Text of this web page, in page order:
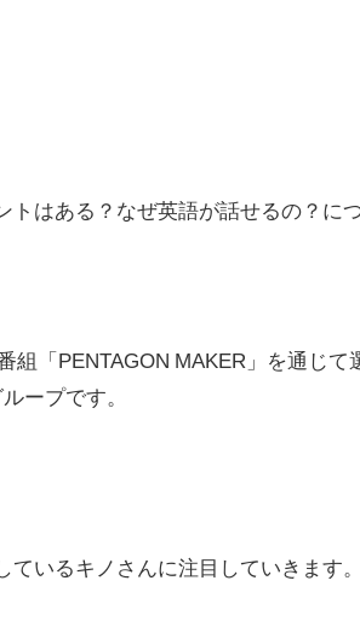
トはある？なぜ英語が話せるの？に
組「PENTAGON MAKER」を通じて
ープです。
ているキノさんに注目していきます